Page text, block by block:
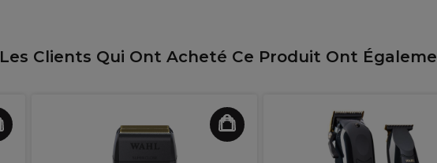
Les Clients Qui Ont Acheté Ce Produit Ont